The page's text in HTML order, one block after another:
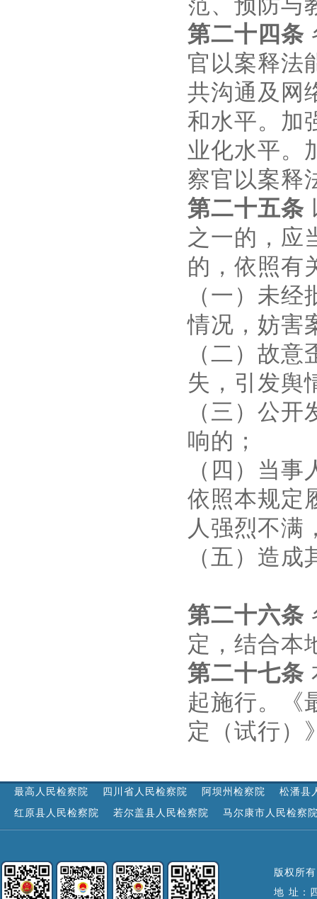
第二十四条
官以案释法
共沟通及网
和水平。加
业化水平。
察官以案释
第二十五条
之一的，应
的，依照有
（一）未
情况，妨害
（二）故
失，引发舆
（三）公
响的；
（四）当
依照本规定
人强烈不满
（五）造
第二十六条
定，结合本
第二十七条
起施行。《
定（试行）
最高人民检察院 四川省人民检察院 阿坝州检察院
松潘县
红原县人民检察院
若尔盖县人民检察院 马尔康市人民检察
版权所
地 址：